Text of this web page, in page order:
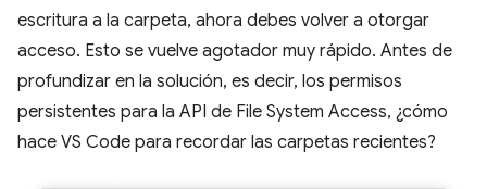
escritura a la carpeta, ahora debes volver a otorgar
acceso. Esto se vuelve agotador muy rápido. Antes de
profundizar en la solución, es decir, los permisos
persistentes para la API de File System Access, ¿cómo
hace VS Code para recordar las carpetas recientes?